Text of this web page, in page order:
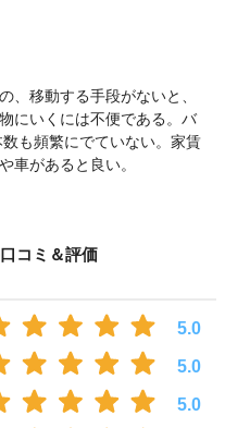
、移動する手段がないと、
にいくには不便である。バ
も頻繁にでていない。家賃
車があると良い。
コミ＆評価
5.0
5.0
5.0